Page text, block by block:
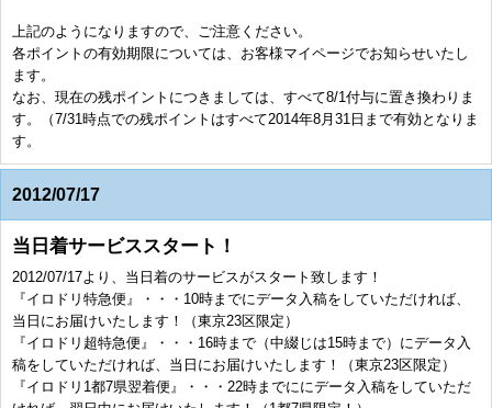
上記のようになりますので、ご注意ください。
各ポイントの有効期限については、お客様マイページでお知らせいたし
ます。
なお、現在の残ポイントにつきましては、すべて8/1付与に置き換わりま
す。（7/31時点での残ポイントはすべて2014年8月31日まで有効となりま
す。
2012/07/17
当日着サービススタート！
2012/07/17より、当日着のサービスがスタート致します！
『イロドリ特急便』・・・10時までにデータ入稿をしていただければ、
当日にお届けいたします！（東京23区限定）
『イロドリ超特急便』・・・16時まで（中綴じは15時まで）にデータ入
稿をしていただければ、当日にお届けいたします！（東京23区限定）
『イロドリ1都7県翌着便』・・・22時までににデータ入稿をしていただ